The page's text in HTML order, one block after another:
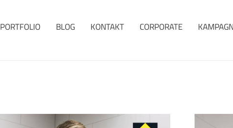
PORTFOLIO BLOG KONTAKT CORPORATE